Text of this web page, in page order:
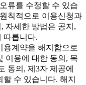
류를 수정할 수 있습
칙적으로 이용신청과
자세한 방법은 공지,
따릅니다.
계약을 해지함으로
이용에 대한 동의, 목
동의, 제3자 제공에
수 있습니다. 해지